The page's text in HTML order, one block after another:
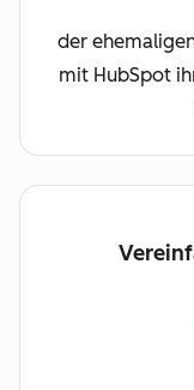
der
mit HubSpot